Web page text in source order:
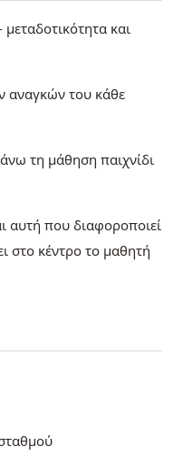
και
του κάθε
τη μάθηση παιχνίδι
αυτή που διαφοροποιεί
στο κέντρο το μαθητή